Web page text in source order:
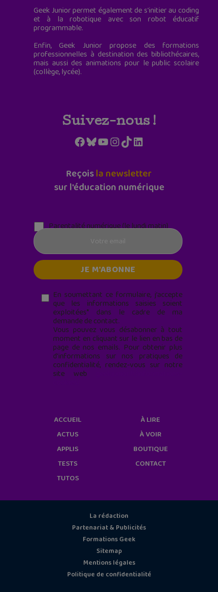
Geek Junior permet également de s'initier au coding
et à la robotique avec son robot éducatif
programmable.
Enfin, Geek Junior propose des formations
professionnelles à destination des bibliothécaires,
mais aussi des animations pour le public scolaire
(collège, lycée).
Suivez-nous !
Facebook
Bluesky
YouTube
Instagram
TikTokLinkedIn
Reçoisla newsletter
sur l'éducation numérique
Parentalité numérique (le lundi matin)
En soumettant ce formulaire, j’accepte
que les informations saisies soient
exploitées* dans le cadre de ma
demande de contact.
Vous pouvez vous désabonner à tout
moment en cliquant sur le lien en bas de
page de nos emails. Pour obtenir plus
d'informations sur nos pratiques de
confidentialité, rendez-vous sur notre
site web
ACCUEIL
ACTUS
APPLIS
TESTS
TUTOS
À LIRE
À VOIR
BOUTIQUE
CONTACT
La rédaction
Partenariat & Publicités
Formations Geek
Sitemap
Mentions légales
Politique de confidentialité